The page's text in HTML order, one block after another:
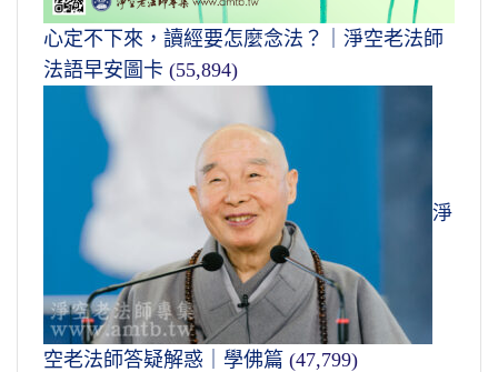
心定不下來，讀經要怎麼念法？｜淨空老法師
法語早安圖卡 (55,894)
淨
空老法師答疑解惑｜學佛篇 (47,799)